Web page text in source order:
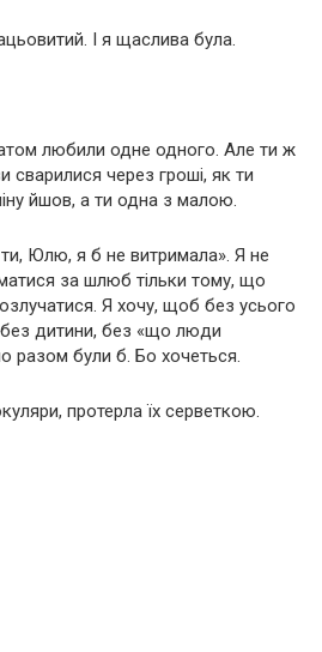
І я щаслива була.
любили одне одного. Але ти ж
сварилися через гроші, як ти
йшов, а ти одна з малою.
Юлю, я б не витримала». Я не
за шлюб тільки тому, що
Я хочу, щоб без усього
дитини, без «що люди
разом були б. Бо хочеться.
протерла їх серветкою.